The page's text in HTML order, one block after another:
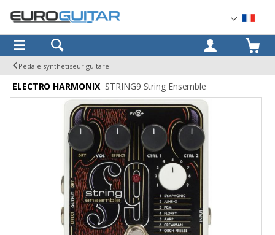
OK
Pédale synthétiseur guitare
ELECTRO HARMONIX STRING9 String Ensemble